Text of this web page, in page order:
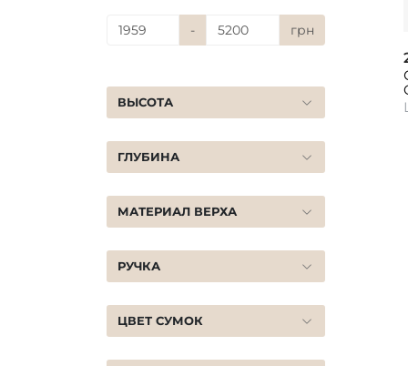
- грн
ВЫСОТА
ГЛУБИНА
МАТЕРИАЛ ВЕРХА
РУЧКА
ЦВЕТ СУМОК